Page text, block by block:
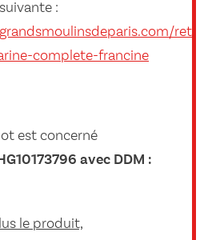
suivante :
complete-francine
est concerné
avec DDM :
le produit,